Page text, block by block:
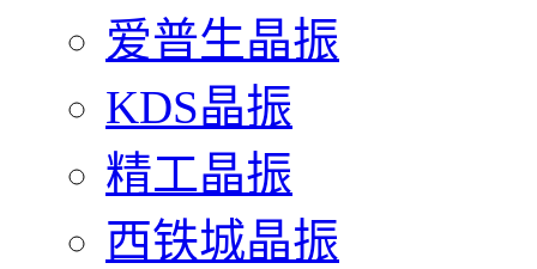
爱普生晶振
KDS晶振
精工晶振
西铁城晶振